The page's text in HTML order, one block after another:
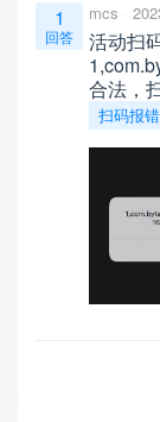
1
回答
mcs
活动扫
合法，
扫码报错